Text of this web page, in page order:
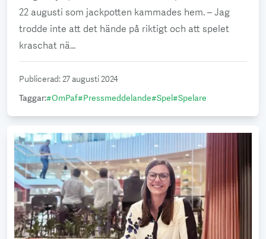
22 augusti som jackpotten kammades hem. – Jag
trodde inte att det hände på riktigt och att spelet
kraschat nä...
Publicerad:27 augusti 2024
Taggar:#OmPaf#Pressmeddelande#Spel#Spelare